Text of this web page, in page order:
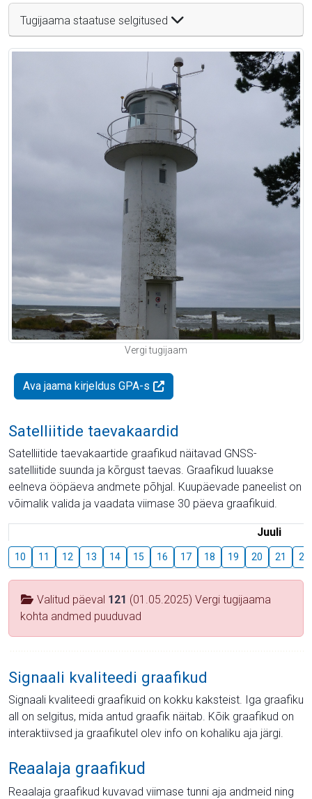
Tugijaama staatuse selgitused
Vergi tugijaam
Ava jaama kirjeldus GPA-s
Satelliitide taevakaardid
Satelliitide taevakaartide graafikud näitavad GNSS-
satelliitide suunda ja kõrgust taevas. Graafikud luuakse
eelneva ööpäeva andmete põhjal. Kuupäevade paneelist on
võimalik valida ja vaadata viimase 30 päeva graafikuid.
Juuli
10 11 12 13 14 15 16 17 18 19 20 21 22
Valitud päeval 121 (01.05.2025) Vergi tugijaama
kohta andmed puuduvad
Signaali kvaliteedi graafikud
Signaali kvaliteedi graafikuid on kokku kaksteist. Iga graafiku
all on selgitus, mida antud graafik näitab. Kõik graafikud on
interaktiivsed ja graafikutel olev info on kohaliku aja järgi.
Reaalaja graafikud
Reaalaja graafikud kuvavad viimase tunni aja andmeid ning